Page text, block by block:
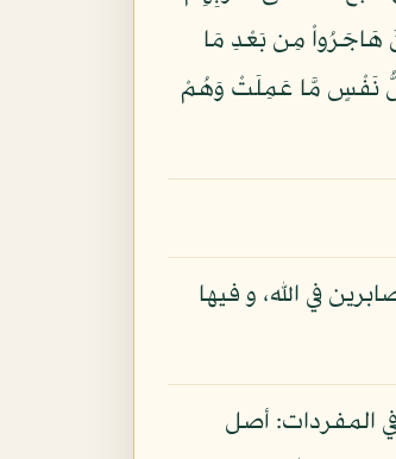
الآخِرَةِ هُمُ الْخَاسِرونَ (109) ثُمَّ إِنَّ رَبَّكَ لِلَّذِينَ هَاجَرُواْ مِن بَعْدِ مَا
عَن نَّفْسِهَا وَتُوَفَّى كُلُّ نَفْسٍ مَّا عَمِلَتْ وَهُمْ
في الله، و فيها
المفردات: أصل